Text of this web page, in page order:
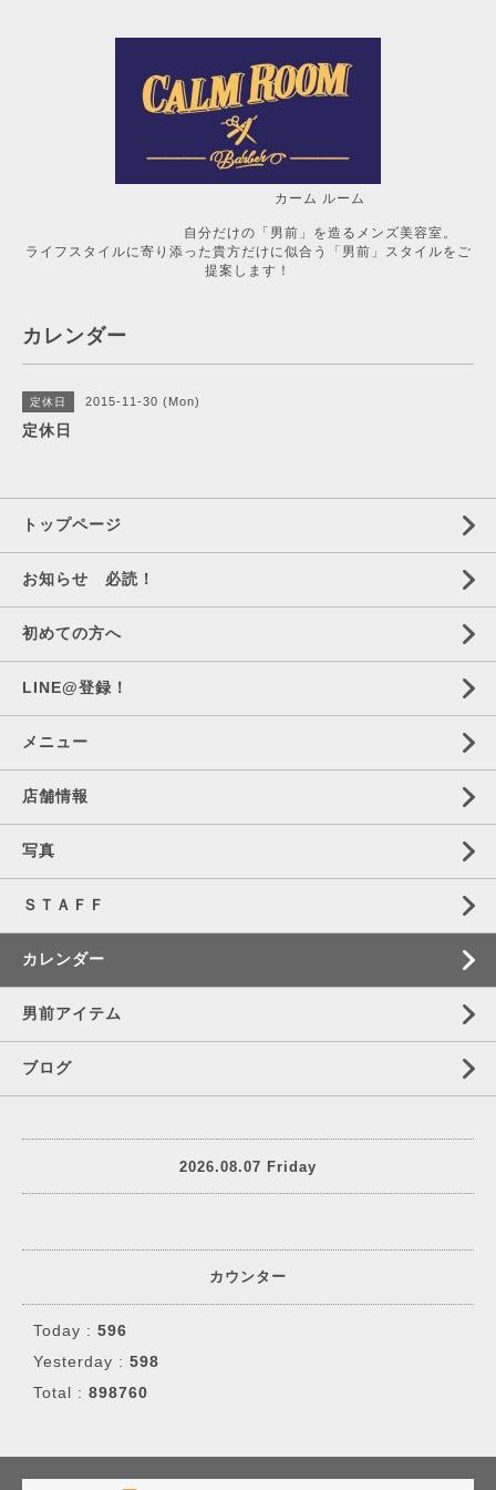
カーム ルーム
自分だけの「男前」を造るメンズ美容室。
ライフスタイルに寄り添った貴方だけに似合う「男前」スタイルをご
提案します！
カレンダー
定休日 2015-11-30 (Mon)
定休日
トップページ
お知らせ 必読！
初めての方へ
LINE@登録！
メニュー
店舗情報
写真
ＳＴＡＦＦ
カレンダー
男前アイテム
ブログ
2026.08.07 Friday
カウンター
Today : 596
Yesterday : 598
Total : 898760